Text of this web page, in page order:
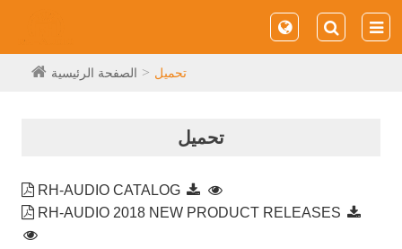
الصفحة الرئيسية تحميل
تحميل
RH-AUDIO CATALOG
RH-AUDIO 2018 NEW PRODUCT RELEASES